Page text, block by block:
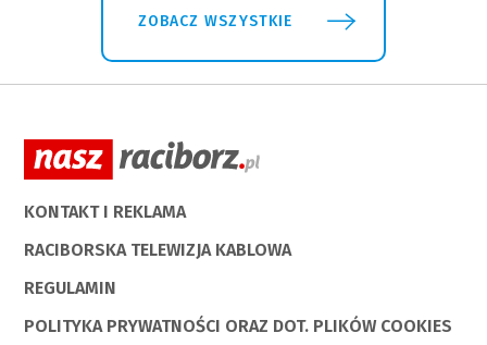
ZOBACZ WSZYSTKIE
KONTAKT I REKLAMA
RACIBORSKA TELEWIZJA KABLOWA
REGULAMIN
POLITYKA PRYWATNOŚCI ORAZ DOT. PLIKÓW COOKIES